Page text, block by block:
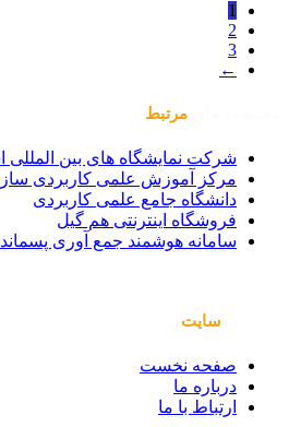
1
2
3
←
مرتبط
شرکت نمایشگاه های بین المللی
مرکز آموزش علمی کاربردی
دانشگاه جامع علمی کاربردی
فروشگاه اینترنتی هم گیل
سامانه هوشمند جمع آوری
سایت
صفحه نخست
درباره ما
ارتباط با ما